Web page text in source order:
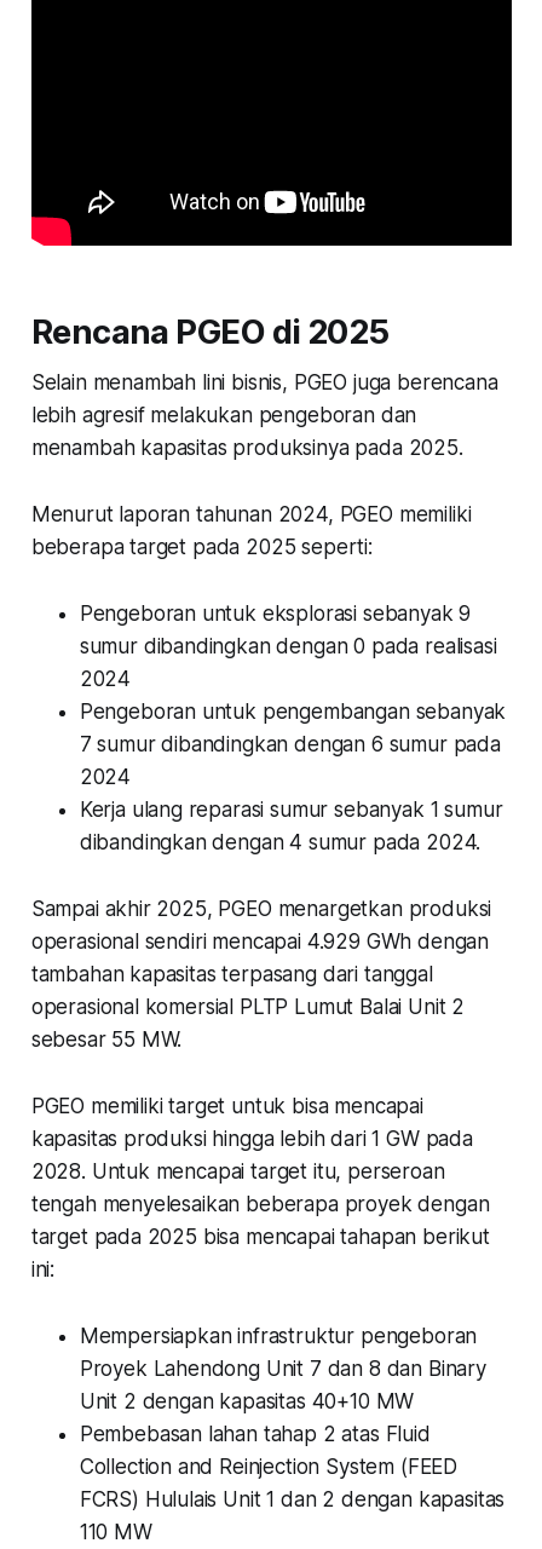
Rencana PGEO di 2025
Selain menambah lini bisnis, PGEO juga berencana
lebih agresif melakukan pengeboran dan
menambah kapasitas produksinya pada 2025.
Menurut laporan tahunan 2024, PGEO memiliki
beberapa target pada 2025 seperti:
Pengeboran untuk eksplorasi sebanyak 9
sumur dibandingkan dengan 0 pada realisasi
2024
Pengeboran untuk pengembangan sebanyak
7 sumur dibandingkan dengan 6 sumur pada
2024
Kerja ulang reparasi sumur sebanyak 1 sumur
dibandingkan dengan 4 sumur pada 2024.
Sampai akhir 2025, PGEO menargetkan produksi
operasional sendiri mencapai 4.929 GWh dengan
tambahan kapasitas terpasang dari tanggal
operasional komersial PLTP Lumut Balai Unit 2
sebesar 55 MW.
PGEO memiliki target untuk bisa mencapai
kapasitas produksi hingga lebih dari 1 GW pada
2028. Untuk mencapai target itu, perseroan
tengah menyelesaikan beberapa proyek dengan
target pada 2025 bisa mencapai tahapan berikut
ini:
Mempersiapkan infrastruktur pengeboran
Proyek Lahendong Unit 7 dan 8 dan Binary
Unit 2 dengan kapasitas 40+10 MW
Pembebasan lahan tahap 2 atas Fluid
Collection and Reinjection System (FEED
FCRS) Hululais Unit 1 dan 2 dengan kapasitas
110 MW